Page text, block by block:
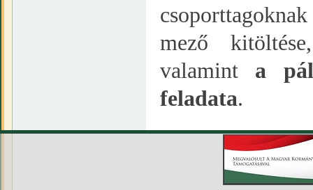
mező
valamint a
feladata.